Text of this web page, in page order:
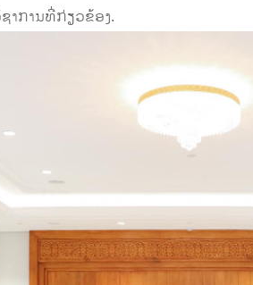
າການທີ່ກ່ຽວຂ້ອງ.